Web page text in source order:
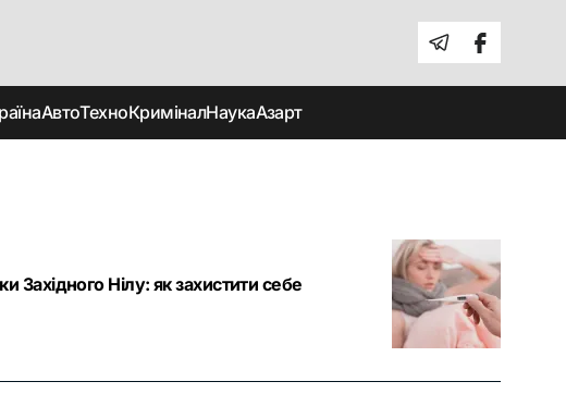
АвтоТехноКриміналНаукаАзарт
Західного Нілу: як захистити себе